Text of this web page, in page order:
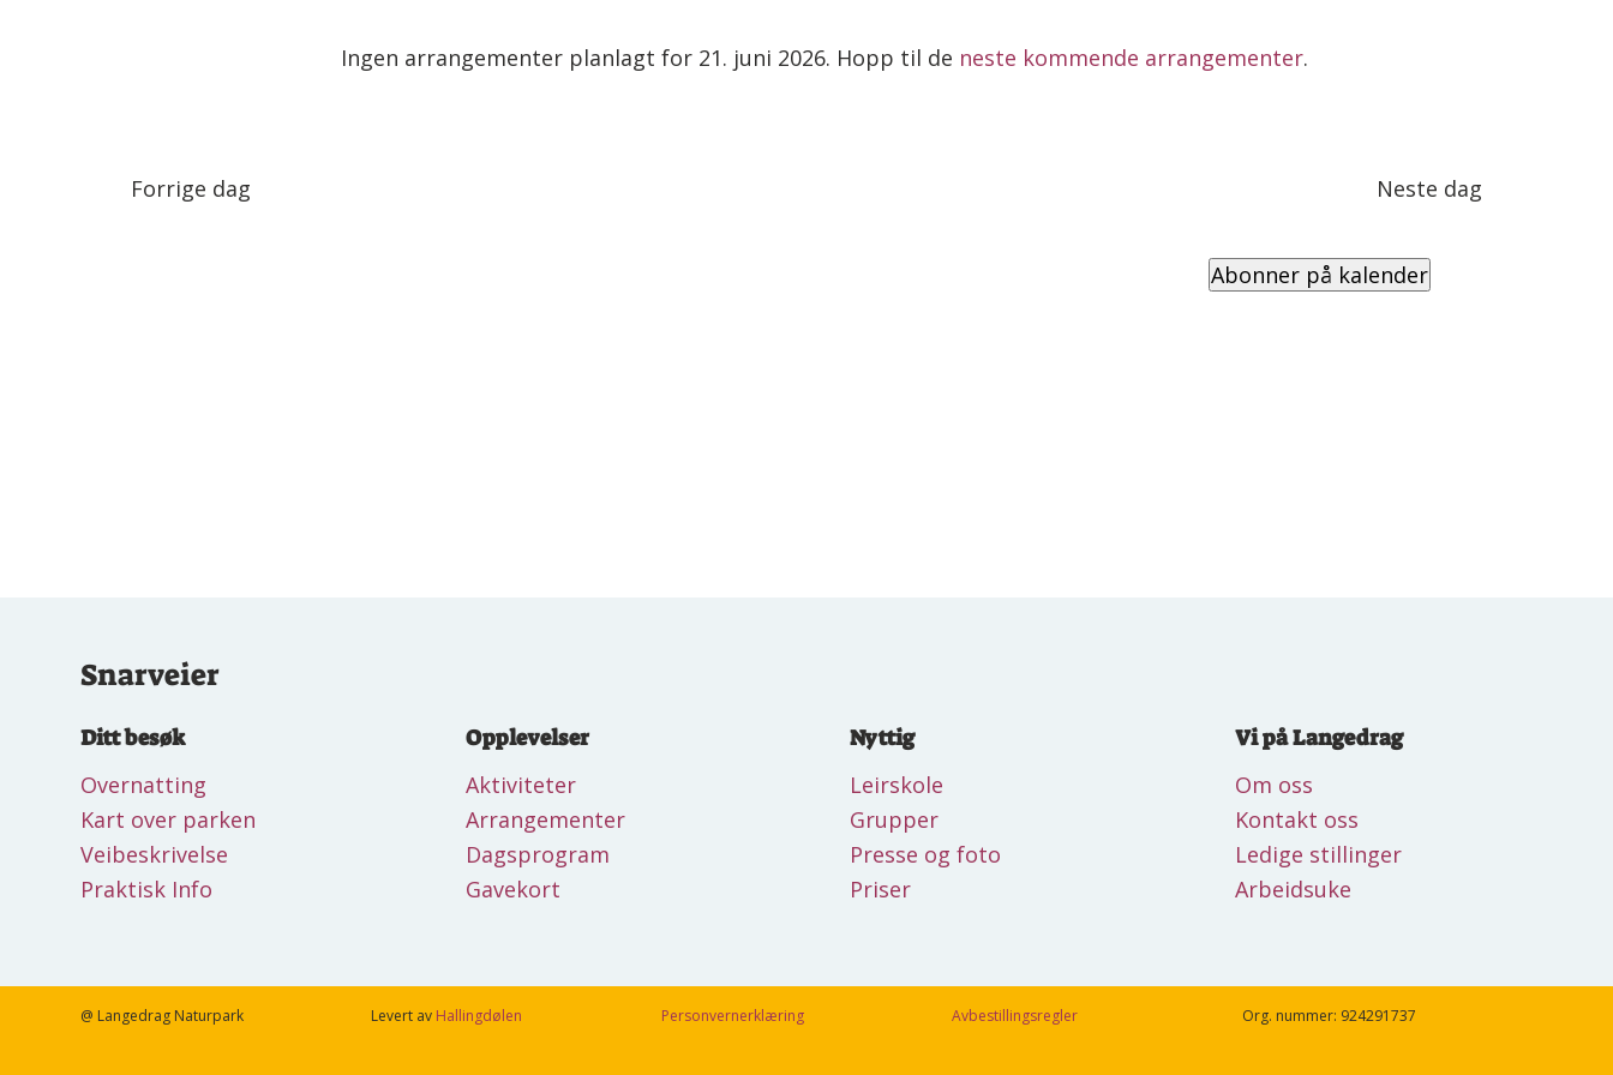
Merknad
Ingen arrangementer planlagt for 21. juni 2026. Hopp til de neste kommende arrangementer.
Forrige dag Neste dag
Abonner på kalender
Snarveier
Ditt besøk
Overnatting
Kart over parken
Veibeskrivelse
Praktisk Info
Opplevelser
Aktiviteter
Arrangementer
Dagsprogram
Gavekort
Nyttig
Leirskole
Grupper
Presse og foto
Priser
Vi på Langedrag
Om oss
Kontakt oss
Ledige stillinger
Arbeidsuke
@ Langedrag Naturpark Levert av Hallingdølen Personvernerklæring Avbestillingsregler Org. nummer: 924291737